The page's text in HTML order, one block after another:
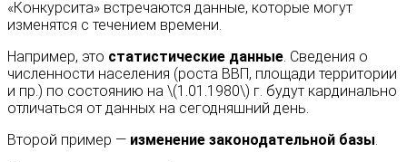
«Конкурсита» встречаются данные, которые могут
изменятся с течением времени.
Например, это статистические данные. Сведения о
численности населения (роста ВВП, площади территории
и пр.) по состоянию на \(1.01.1980\) г. будут кардинально
отличаться от данных на сегодняшний день.
Второй пример — изменение законодательной базы.